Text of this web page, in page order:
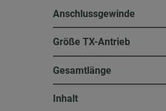
Anschlussgewinde
Größe TX-Antrieb
Gesamtlänge
Inhalt